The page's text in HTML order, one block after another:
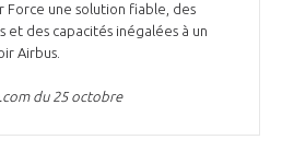
Force une solution fiable, des
et des capacités inégalées à un
Airbus.
du 25 octobre